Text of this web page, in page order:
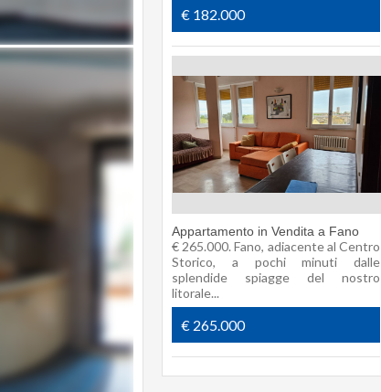
€ 182.000
Appartamento in Vendita a Fano
€ 265.000. Fano, adiacente al Centro
Storico, a pochi minuti dalle
splendide spiagge del nostro
litorale...
€ 265.000